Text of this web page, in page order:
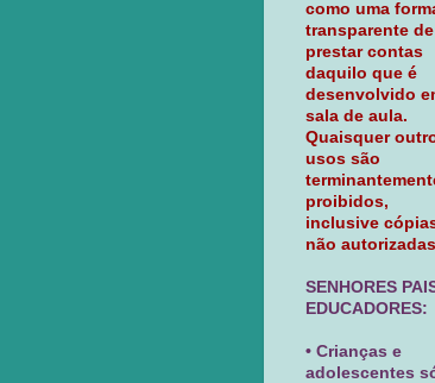
como uma
transparente de
prestar contas
daquilo que é
desenvolvido
sala de aula.
Quaisquer
usos são
proibidos,
inclusive
não
SENHORES
EDUCADORES:
• Crianças e
adolescentes